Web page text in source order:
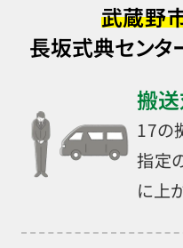
武蔵野
長坂式典センタ
搬
17の
指定
に上